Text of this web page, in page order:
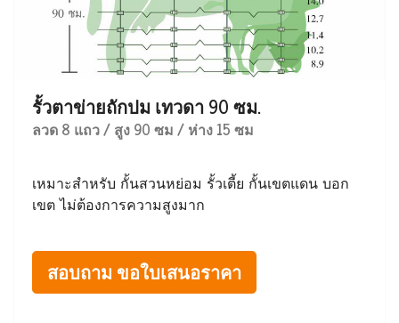
รั้วตาข่ายถักปม เทวดา 90 ซม.
ลวด 8 แถว / สูง 90 ซม / ห่าง 15 ซม
เหมาะสำหรับ กั้นสวนหย่อม รั้วเตี้ย กั้นเขตแดน บอก
เขต ไม่ต้องการความสูงมาก
สอบถาม ขอใบเสนอราคา